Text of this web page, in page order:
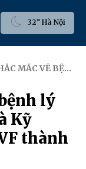
32° Hà Nội
VÀ KỸ THUẬT MỚI TĂNG TỶ LỆ IVF THÀNH CÔNG
lý
Kỹ
thành